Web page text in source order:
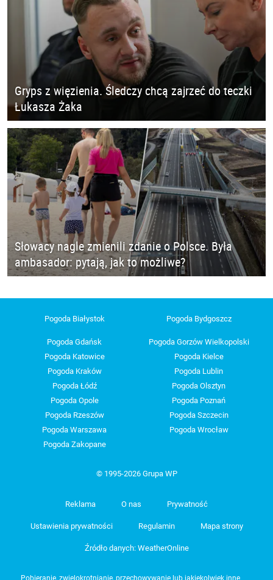
Gryps z więzienia. Śledczy chcą zajrzeć do teczki
Łukasza Żaka
Słowacy nagle zmienili zdanie o Polsce. Była
ambasador: pytają, jak to możliwe?
Pogoda Białystok Pogoda Bydgoszcz
Pogoda Gdańsk
Pogoda Gorzów Wielkopolski
Pogoda Katowice
Pogoda Kielce
Pogoda Kraków
Pogoda Lublin
Pogoda Łódź
Pogoda Olsztyn
Pogoda Opole
Pogoda Poznań
Pogoda Rzeszów
Pogoda Szczecin
Pogoda Warszawa
Pogoda Wrocław
Pogoda Zakopane
© 1995-2026 Grupa WP
Reklama O nas Prywatność
Ustawienia prywatności Regulamin Mapa strony
Źródło danych: WeatherOnline
Pobieranie, zwielokrotnianie, przechowywanie lub jakiekolwiek inne